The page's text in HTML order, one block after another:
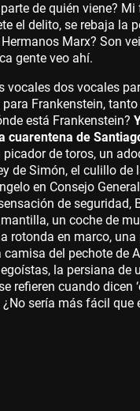
parte de quién viene?
el delito, se rebaja la
Marx? Son
gente veo ahí.
vocales dos vocales
Frankenstein,
está Frankenstein?
cuarentena de
picador de toros, un
de Simón, el culillo de
en Consejo
de seguridad,
un coche de
rotonda en marco,
camisa del pechote de
la persiana de
refieren cuando dicen
¿No sería más fácil que